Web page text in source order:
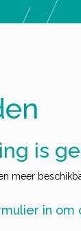
is
meer
in om